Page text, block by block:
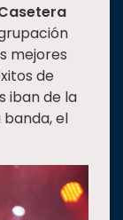
mejores
de
iban de la
el